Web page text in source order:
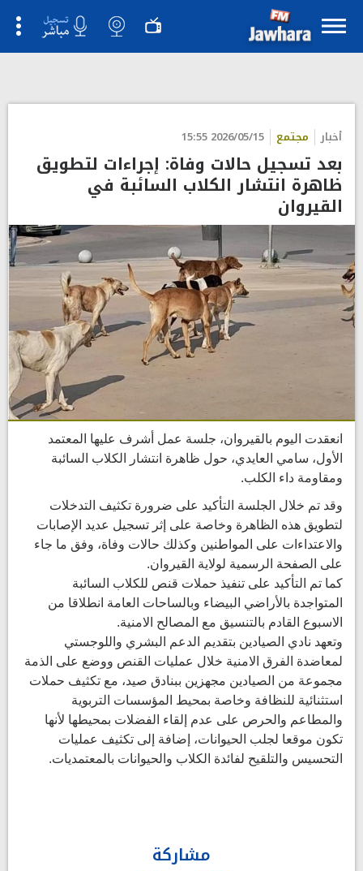
أخبار مجتمع 2026/05/15 15:55
بعد تسجيل حالات وفاة: إجراءات لتطويق
ظاهرة انتشار الكلاب السائبة في
القيروان
انعقدت اليوم بالقيروان، جلسة عمل أشرف عليها المعتمد
الأول، سامي العايدي، حول ظاهرة انتشار الكلاب السائبة
ومقاومة داء الكلب.
وقد تم خلال الجلسة التأكيد على ضرورة تكثيف التدخلات
لتطويق هذه الظاهرة وخاصة على إثر تسجيل عديد الإصابات
والاعتداءات على المواطنين وكذلك حالات وفاة، وفق ما جاء
على الصفحة الرسمية لولاية القيروان.
كما تم التأكيد على تنفيذ حملات قنص للكلاب السائبة
المتواجدة بالأراضي البيضاء وبالساحات العامة انطلاقا من
الاسبوع القادم بالتنسيق مع المصالح الامنية.
وتعهد نادي الصيادين بتقديم الدعم البشري واللوجستي
لمعاضدة الفرق الامنية خلال عمليات القنص ووضع على الذمة
مجموعة من الصيادين مجهزين ببنادق صيد، مع تكثيف حملات
استثنائية للنظافة وخاصة بمحيط المؤسسات التربوية
والمطاعم والحرص على عدم إلقاء الفضلات بمحيطها لأنها
تكون موقعا لجلب الحيوانات، إضافة إلى تكثيف عمليات
التحسيس والتلقيح لفائدة الكلاب والحيوانات بالمعتمديات.
مشاركة